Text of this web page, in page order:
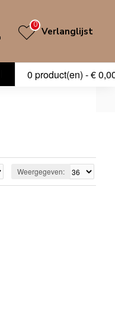
Verlanglijst
0
0 product(en) - €
Weergegeven: